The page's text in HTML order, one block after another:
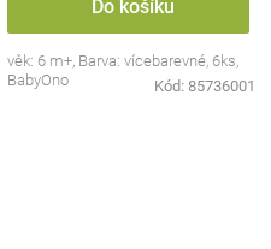
Do košíku
věk: 6 m+, Barva: vícebarevné, 6ks,
BabyOno
Kód: 85736001